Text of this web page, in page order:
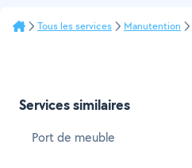
Tous les services Manutention
Services similaires
Port de meuble